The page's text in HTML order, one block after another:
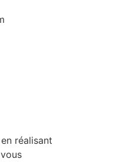
réalisant